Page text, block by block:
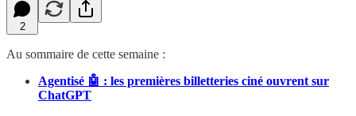
2
Au sommaire de cette semaine :
Agentisé 🤖 : les premières billetteries ciné ouvrent sur
ChatGPT